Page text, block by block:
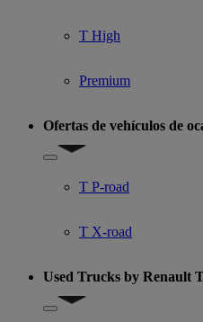
T High
Premium
Ofertas de vehículos de
Show submenu for Ofertas
T P-road
T X-road
Used Trucks by Renault
Show submenu for Used